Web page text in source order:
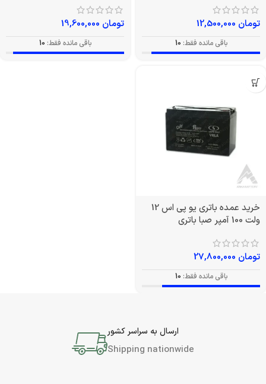
تومان
باقی مانده فقط: 10
تومان
باقی مانده فقط: 10
خرید عمده باتری یو پی اس 12
ولت 100 آمپر صبا باتری
تومان
باقی مانده فقط: 10
ارسال به سراسر کشور
Shipping nationwide